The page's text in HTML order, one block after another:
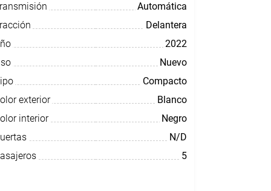
Automática
Delantera
2022
Nuevo
Compacto
exterior
Blanco
interior
Negro
N/D
5